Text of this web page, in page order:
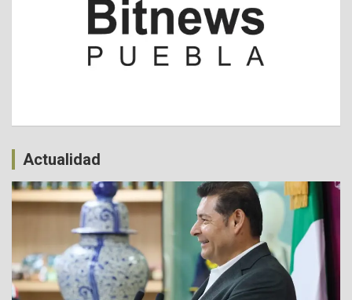
Actualidad